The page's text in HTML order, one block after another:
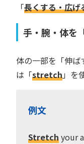
「長くする・広げ
手・腕・体を
体の一部を「伸ば
は「stretch」を
例文
Stretchyour